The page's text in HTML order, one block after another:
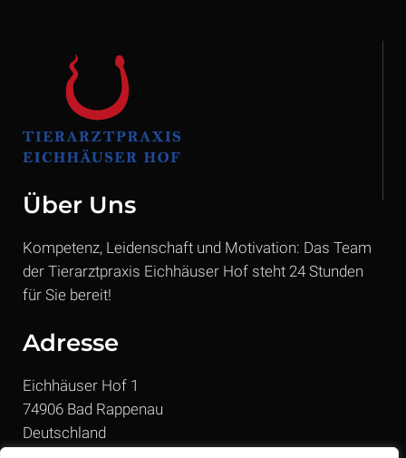
Über Uns
Kompetenz, Leidenschaft und Motivation: Das Team
der Tierarztpraxis Eichhäuser Hof steht 24 Stunden
für Sie bereit!
Adresse
Eichhäuser Hof 1
74906 Bad Rappenau
Deutschland